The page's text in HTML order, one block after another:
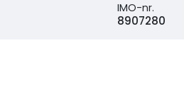
IMO-nr.
8907280